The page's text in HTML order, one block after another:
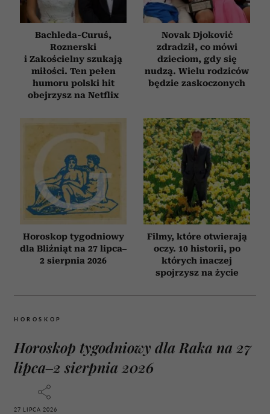
Bachleda-Curuś,
Roznerski
i Zakościelny szukają
miłości. Ten pełen
humoru polski hit
obejrzysz na Netflix
Novak Djoković
zdradził, co mówi
dzieciom, gdy się
nudzą. Wielu rodziców
będzie zaskoczonych
Horoskop tygodniowy
dla Bliźniąt na 27 lipca–
2 sierpnia 2026
Filmy, które otwierają
oczy. 10 historii, po
których inaczej
spojrzysz na życie
HOROSKOP
Horoskop tygodniowy dla Raka na 27
lipca–2 sierpnia 2026
27 LIPCA 2026